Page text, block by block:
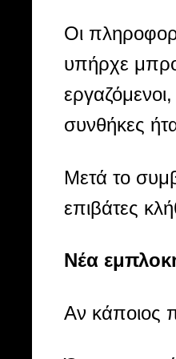
Οι
υπήρχε
συνθήκες
Μετά το
επιβάτες
Νέα
Αν κάποιος